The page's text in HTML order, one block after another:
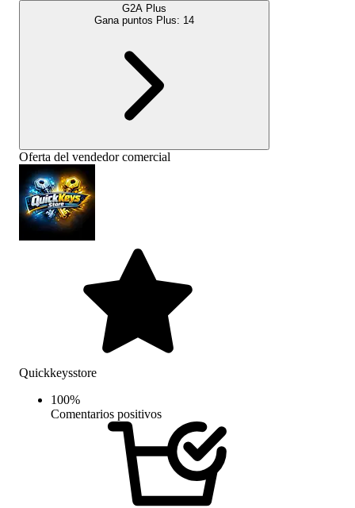
G2A Plus
Gana puntos Plus: 14
Oferta del vendedor comercial
Quickkeysstore
100%
Comentarios positivos